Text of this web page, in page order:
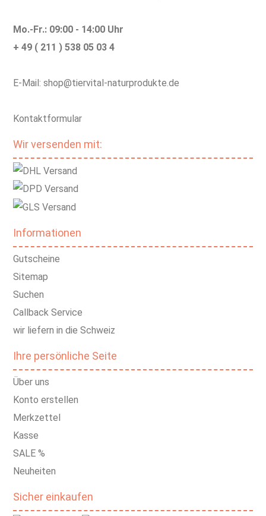
Mo.-Fr.: 09:00 - 14:00 Uhr
+ 49 ( 211 ) 538 05 03 4
E-Mail: shop@tiervital-naturprodukte.de
Kontaktformular
Wir versenden mit:
Informationen
Gutscheine
Sitemap
Suchen
Callback Service
wir liefern in die Schweiz
Ihre persönliche Seite
Über uns
Konto erstellen
Merkzettel
Kasse
SALE %
Neuheiten
Sicher einkaufen